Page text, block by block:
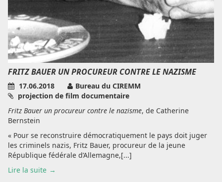
FRITZ BAUER UN PROCUREUR CONTRE LE NAZISME
17.06.2018
Bureau du CIREMM
projection de film documentaire
Fritz Bauer un procureur contre le nazisme, de Catherine
Bernstein
« Pour se reconstruire démocratiquement le pays doit juger
les criminels nazis, Fritz Bauer, procureur de la jeune
République fédérale d’Allemagne,[...]
Lire la suite